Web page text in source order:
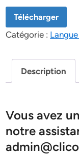
Télécharger
Catégorie :
Description
Vous avez
notre